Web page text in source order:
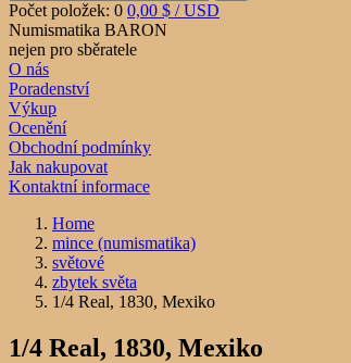
Počet položek: 0 0,00 $ / USD
Numismatika BARON
nejen pro sběratele
O nás
Poradenství
Výkup
Ocenění
Obchodní podmínky
Jak nakupovat
Kontaktní informace
Home
mince (numismatika)
světové
zbytek světa
1/4 Real, 1830, Mexiko
1/4 Real, 1830, Mexiko